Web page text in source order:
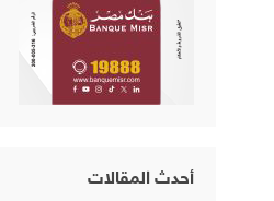
أحدث المقالات